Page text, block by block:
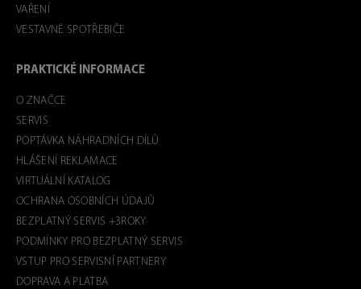
VAŘENÍ
VESTAVNÉ SPOTŘEBIČE
PRAKTICKÉ INFORMACE
O ZNAČCE
SERVIS
POPTÁVKA NÁHRADNÍCH DÍLŮ
HLÁŠENÍ REKLAMACE
VIRTUÁLNÍ KATALOG
OCHRANA OSOBNÍCH ÚDAJŮ
BEZPLATNÝ SERVIS +3ROKY
PODMÍNKY PRO BEZPLATNÝ SERVIS
VSTUP PRO SERVISNÍ PARTNERY
DOPRAVA A PLATBA